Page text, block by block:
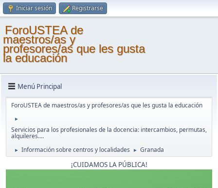
Iniciar sesión Registrarse
ForoUSTEA de
maestros/as y
profesores/as que les gusta
la educación
Menú Principal
ForoUSTEA de maestros/as y profesores/as que les gusta la educación
►
Servicios para los profesionales de la docencia: intercambios, permutas,
alquileres....
► Información sobre centros y localidades ► Granada
¡CUIDAMOS LA PÚBLICA!